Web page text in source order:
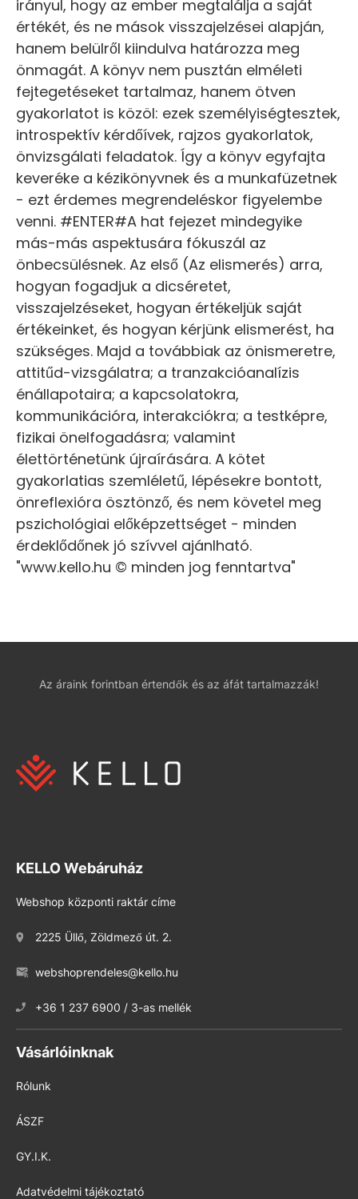
irányul, hogy az ember megtalálja a saját
értékét, és ne mások visszajelzései alapján,
hanem belülről kiindulva határozza meg
önmagát. A könyv nem pusztán elméleti
fejtegetéseket tartalmaz, hanem ötven
gyakorlatot is közöl: ezek személyiségtesztek,
introspektív kérdőívek, rajzos gyakorlatok,
önvizsgálati feladatok. Így a könyv egyfajta
keveréke a kézikönyvnek és a munkafüzetnek
- ezt érdemes megrendeléskor figyelembe
venni. #ENTER#A hat fejezet mindegyike
más-más aspektusára fókuszál az
önbecsülésnek. Az első (Az elismerés) arra,
hogyan fogadjuk a dicséretet,
visszajelzéseket, hogyan értékeljük saját
értékeinket, és hogyan kérjünk elismerést, ha
szükséges. Majd a továbbiak az önismeretre,
attitűd-vizsgálatra; a tranzakcióanalízis
énállapotaira; a kapcsolatokra,
kommunikációra, interakciókra; a testképre,
fizikai önelfogadásra; valamint
élettörténetünk újraírására. A kötet
gyakorlatias szemléletű, lépésekre bontott,
önreflexióra ösztönző, és nem követel meg
pszichológiai előképzettséget - minden
érdeklődőnek jó szívvel ajánlható.
"www.kello.hu © minden jog fenntartva"
Az áraink forintban értendők és az áfát tartalmazzák!
KELLO Webáruház
Webshop központi raktár címe
2225 Üllő, Zöldmező út. 2.
webshoprendeles@kello.hu
+36 1 237 6900 / 3-as mellék
Vásárlóinknak
Rólunk
ÁSZF
GY.I.K.
Adatvédelmi tájékoztató